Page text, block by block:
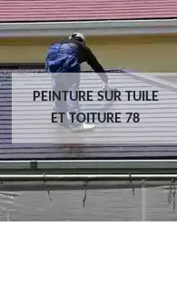
PEINTURE SUR TUILE
ET TOITURE 78